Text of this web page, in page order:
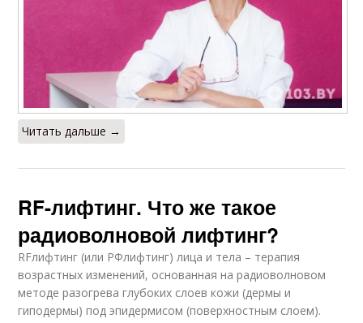
Читать дальше →
RF-лифтинг. Что же такое
радиоволновой лифтинг?
RFлифтинг (или РФлифтинг) лица и тела – терапия
возрастных изменений, основанная на радиоволновом
методе разогрева глубоких слоев кожи (дермы и
гиподермы) под эпидермисом (поверхностным слоем).